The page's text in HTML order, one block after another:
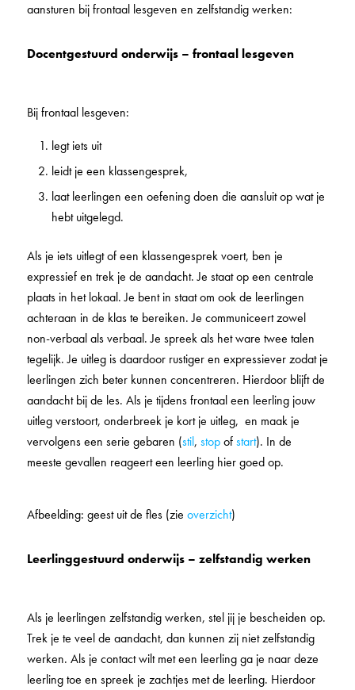
aansturen bij frontaal lesgeven en zelfstandig werken:
Docentgestuurd onderwijs – frontaal lesgeven
Bij frontaal lesgeven:
legt iets uit
leidt je een klassengesprek,
laat leerlingen een oefening doen die aansluit op wat je
hebt uitgelegd.
Als je iets uitlegt of een klassengesprek voert, ben je
expressief en trek je de aandacht. Je staat op een centrale
plaats in het lokaal. Je bent in staat om ook de leerlingen
achteraan in de klas te bereiken. Je communiceert zowel
non-verbaal als verbaal. Je spreek als het ware twee talen
tegelijk. Je uitleg is daardoor rustiger en expressiever zodat je
leerlingen zich beter kunnen concentreren. Hierdoor blijft de
aandacht bij de les. Als je tijdens frontaal een leerling jouw
uitleg verstoort, onderbreek je kort je uitleg, en maak je
vervolgens een serie gebaren (stil, stopofstart). In de
meeste gevallen reageert een leerling hier goed op.
Afbeelding: geest uit de fles (zie overzicht)
Leerlinggestuurd onderwijs – zelfstandig werken
Als je leerlingen zelfstandig werken, stel jij je bescheiden op.
Trek je te veel de aandacht, dan kunnen zij niet zelfstandig
werken. Als je contact wilt met een leerling ga je naar deze
leerling toe en spreek je zachtjes met de leerling. Hierdoor